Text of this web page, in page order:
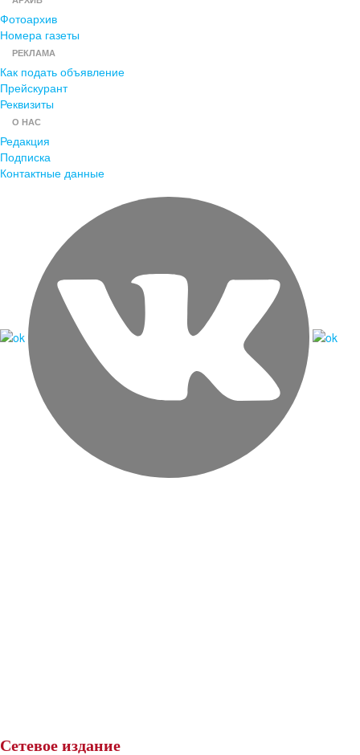
Фотоархив
Номера газеты
РЕКЛАМА
Как подать объявление
Прейскурант
Реквизиты
О НАС
Редакция
Подписка
Контактные данные
Сетевое издание